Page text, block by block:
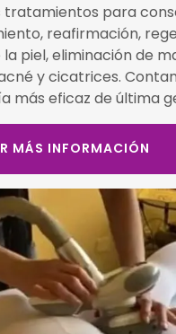
tratamientos para
reafirmación,
piel, eliminación de
y cicatrices.
más eficaz de última
MÁS INFORMACIÓN